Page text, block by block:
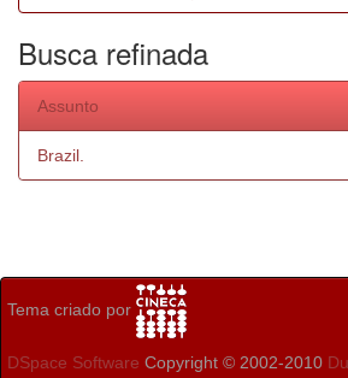
Busca refinada
Assunto
Brazil.
Tema criado por
DSpace Software Copyright © 2002-2010